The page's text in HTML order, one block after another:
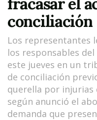
conciliación
Los representantes
los responsables
este jueves en un
de conciliación
querella por injurias
según anunció el
demanda que